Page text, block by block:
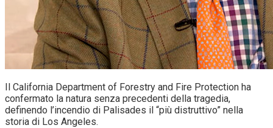
Il California Department of Forestry and Fire Protection ha
confermato la natura senza precedenti della tragedia,
definendo l’incendio di Palisades il “più distruttivo” nella
storia di Los Angeles.